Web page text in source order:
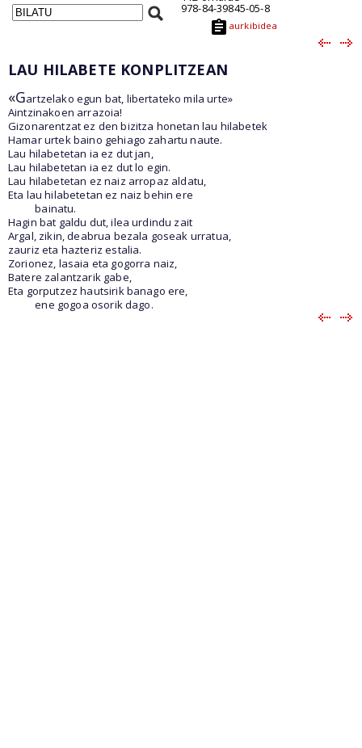
978-84-39845-05-8
aurkibidea
LAU HILABETE KONPLITZEAN
«Gartzelako egun bat, libertateko mila urte»
Aintzinakoen arrazoia!
Gizonarentzat ez den bizitza honetan lau hilabetek
Hamar urtek baino gehiago zahartu naute.
Lau hilabetetan ia ez dut jan,
Lau hilabetetan ia ez dut lo egin.
Lau hilabetetan ez naiz arropaz aldatu,
Eta lau hilabetetan ez naiz behin ere
bainatu.
Hagin bat galdu dut, ilea urdindu zait
Argal, zikin, deabrua bezala goseak urratua,
zauriz eta hazteriz estalia.
Zorionez, lasaia eta gogorra naiz,
Batere zalantzarik gabe,
Eta gorputzez hautsirik banago ere,
ene gogoa osorik dago.